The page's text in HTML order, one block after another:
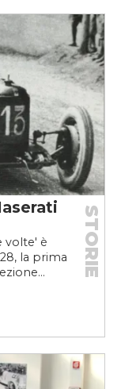
volte' è
la prima
STORIE
26B